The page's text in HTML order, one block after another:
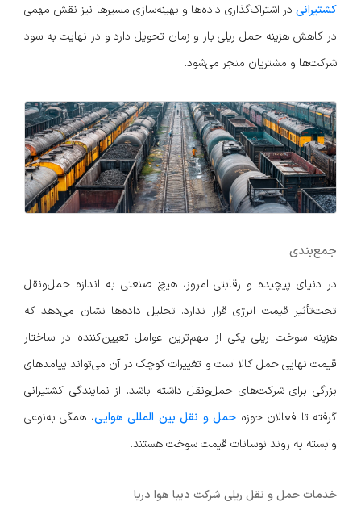
کشتیرانی در اشتراک‌گذاری داده‌ها و بهینه‌سازی مسیرها نیز نقش مهمی
در کاهش هزینه حمل ریلی بار و زمان تحویل دارد و در نهایت به سود
شرکت‌ها و مشتریان منجر می‌شود.
جمع‌بندی
در دنیای پیچیده و رقابتی امروز، هیچ صنعتی به اندازه حمل‌ونقل
تحت‌تأثیر قیمت انرژی قرار ندارد. تحلیل داده‌ها نشان می‌دهد که
هزینه سوخت ریلی یکی از مهم‌ترین عوامل تعیین‌کننده در ساختار
قیمت نهایی حمل کالا است و تغییرات کوچک در آن می‌تواند پیامدهای
بزرگی برای شرکت‌های حمل‌ونقل داشته باشد. از نمایندگی کشتیرانی
گرفته تا فعالان حوزه حمل و نقل بین المللی هوایی، همگی به‌نوعی
وابسته به روند نوسانات قیمت سوخت هستند.
خدمات حمل و نقل ریلی شرکت دیبا هوا دریا